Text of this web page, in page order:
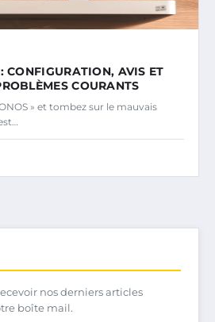
CONFIGURATION, AVIS ET
COURANTS
» et tombez sur le mauvais
nos derniers articles
boîte mail.